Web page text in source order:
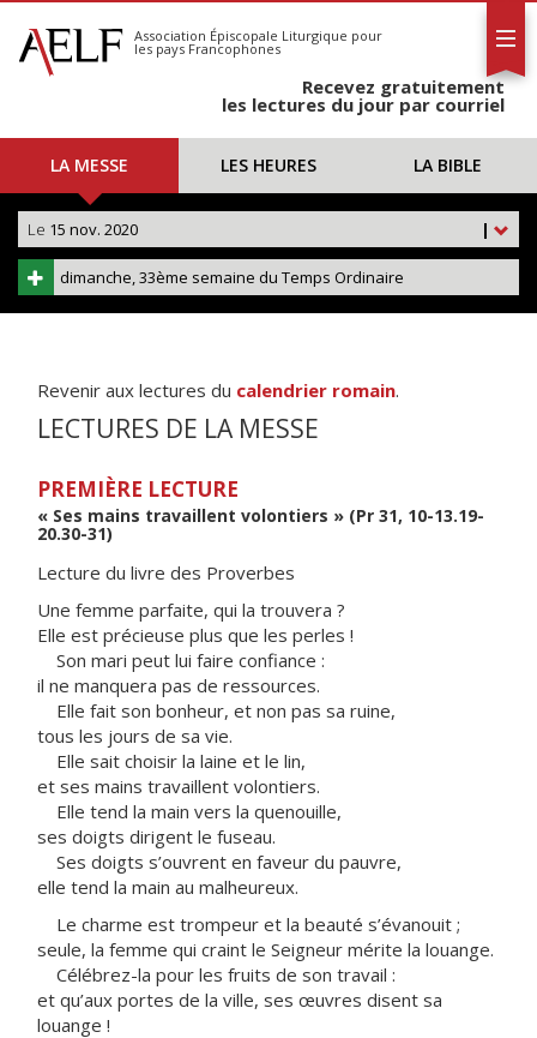
S'abonner
Calendrier
Association Épiscopale Liturgique pour
les pays Francophones
Recevez gratuitement
les lectures du jour par courriel
LA MESSE LES HEURES LA BIBLE
|
Le 15 nov. 2020
dimanche, 33ème semaine du Temps Ordinaire
Revenir aux lectures du calendrier romain.
LECTURES DE LA MESSE
PREMIÈRE LECTURE
« Ses mains travaillent volontiers » (Pr 31, 10-13.19-
20.30-31)
Lecture du livre des Proverbes
Une femme parfaite, qui la trouvera ?
Elle est précieuse plus que les perles !
Son mari peut lui faire confiance :
il ne manquera pas de ressources.
Elle fait son bonheur, et non pas sa ruine,
tous les jours de sa vie.
Elle sait choisir la laine et le lin,
et ses mains travaillent volontiers.
Elle tend la main vers la quenouille,
ses doigts dirigent le fuseau.
Ses doigts s’ouvrent en faveur du pauvre,
elle tend la main au malheureux.
Le charme est trompeur et la beauté s’évanouit ;
seule, la femme qui craint le Seigneur mérite la louange.
Célébrez-la pour les fruits de son travail :
et qu’aux portes de la ville, ses œuvres disent sa
louange !